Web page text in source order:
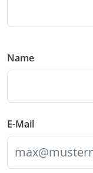
Name
E-Mail